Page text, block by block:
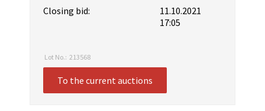
Closing bid:
11.10.2021
17:05
Lot No.: 213568
To the current auctions